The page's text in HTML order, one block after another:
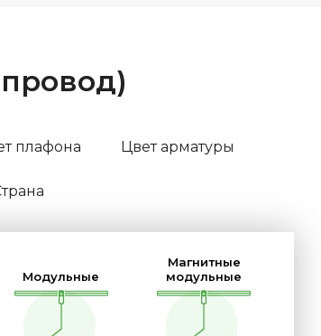
плафона Цвет арматуры
Модульные
Магнитные
модульные